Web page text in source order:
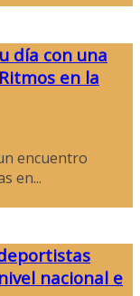
día con una
en la
encuentro
en...
nacional e